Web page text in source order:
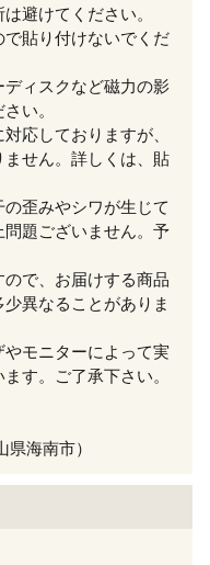
避けてください。
で貼り付けないでくだ
ディスクなど磁力の影
い。
応しておりますが、
せん。詳しくは、貼
の歪みやシワが生じて
題ございません。予
ので、お届けする商品
異なることがありま
やモニターによって実
す。ご了承下さい。
海南市）